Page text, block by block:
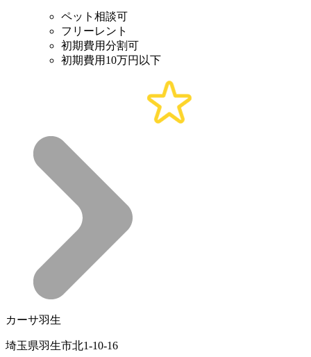
ペット相談可
フリーレント
初期費用分割可
初期費用10万円以下
カーサ羽生
埼玉県羽生市北1-10-16